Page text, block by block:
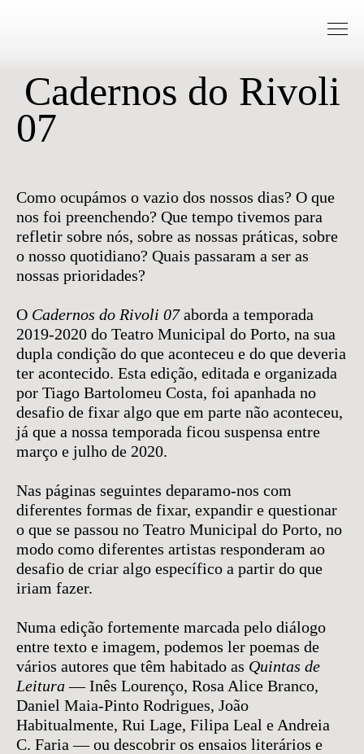
Cadernos do Rivoli
07
Como ocupámos o vazio dos nossos dias? O que
nos foi preenchendo? Que tempo tivemos para
refletir sobre nós, sobre as nossas práticas, sobre
o nosso quotidiano? Quais passaram a ser as
nossas prioridades?
O Cadernos do Rivoli 07aborda a temporada
2019-2020 do Teatro Municipal do Porto, na sua
dupla condição do que aconteceu e do que deveria
ter acontecido. Esta edição, editada e organizada
por Tiago Bartolomeu Costa, foi apanhada no
desafio de fixar algo que em parte não aconteceu,
já que a nossa temporada ficou suspensa entre
março e julho de 2020.
Nas páginas seguintes deparamo-nos com
diferentes formas de fixar, expandir e questionar
o que se passou no Teatro Municipal do Porto, no
modo como diferentes artistas responderam ao
desafio de criar algo específico a partir do que
iriam fazer.
Numa edição fortemente marcada pelo diálogo
entre texto e imagem, podemos ler poemas de
vários autores que têm habitado as Quintas de
Leitura— Inês Lourenço, Rosa Alice Branco,
Daniel Maia-Pinto Rodrigues, João
Habitualmente, Rui Lage, Filipa Leal e Andreia
C. Faria — ou descobrir os ensaios literários e